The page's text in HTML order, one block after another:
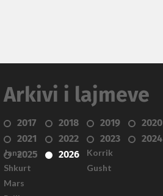
Arkivi i lajmeve
2017 2018 2019
2020
2021
2022 2023
2024
2025
2026
Janar
Shkurt
Mars
Korrik
Gusht